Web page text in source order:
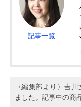
記事一覧
〈編集部より〉吉
ました。記事中の商